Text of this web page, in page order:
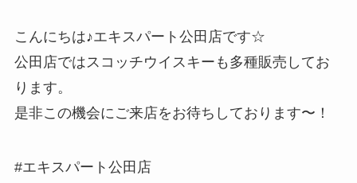
こんにちは♪エキスパート公田店です☆
公田店ではスコッチウイスキーも多種販売してお
ります。
是非この機会にご来店をお待ちしております〜！
#エキスパート公田店